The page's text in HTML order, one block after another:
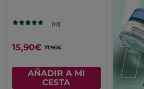
(10)
15,90€ 31,80€
AÑADIR A MI
CESTA